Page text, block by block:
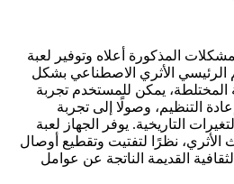
المذكورة أعلاه وتوفير لعبة
الأثري الاصطناعي بشكل
يمكن للمستخدم تجربة
التنظيم، وصولًا إلى تجربة
التاريخية. يوفر الجهاز لعبة
الأثري، نظرًا لتفتيت وتقطيع أوصال
القديمة الناتجة عن عوامل